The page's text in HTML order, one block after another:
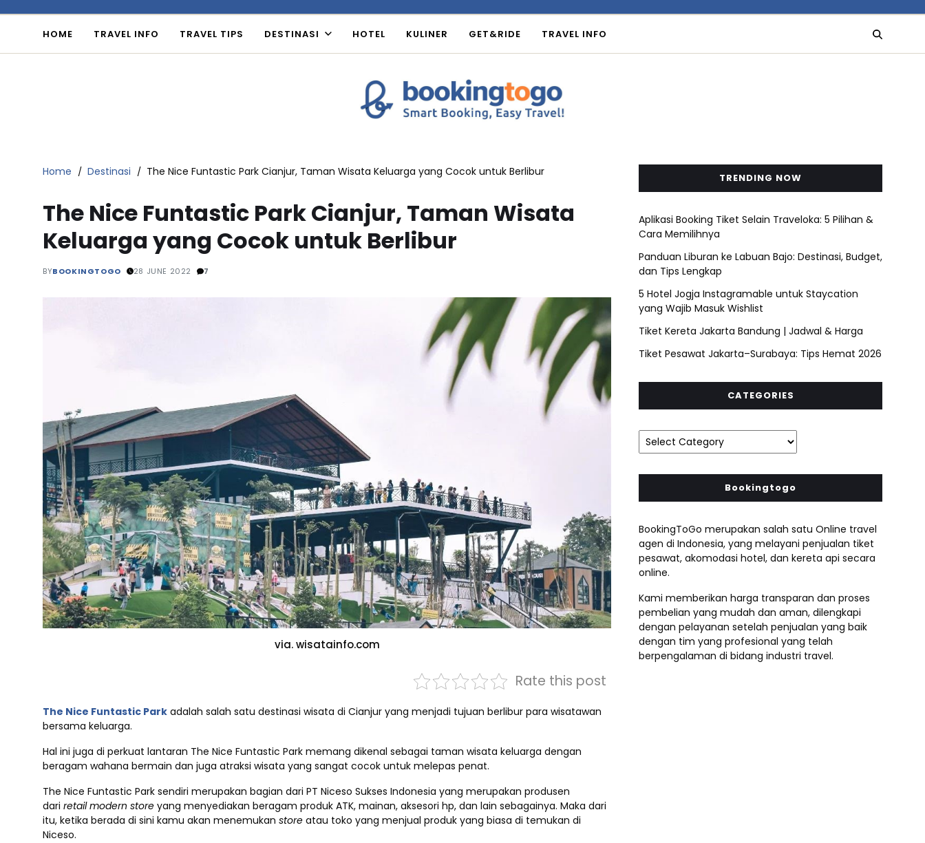
HOME TRAVEL INFO TRAVEL TIPS DESTINASI HOTEL KULINER GET&RIDE TRAVEL INFO
Home Destinasi The Nice Funtastic Park Cianjur, Taman Wisata Keluarga yang Cocok untuk Berlibur
The Nice Funtastic Park Cianjur, Taman Wisata
Keluarga yang Cocok untuk Berlibur
BYBOOKINGTOGO 28 JUNE 2022 7
via. wisatainfo.com
Rate this post
The Nice Funtastic Park adalah salah satu destinasi wisata di Cianjur yang menjadi tujuan berlibur para wisatawan
bersama keluarga.
Hal ini juga di perkuat lantaran The Nice Funtastic Park memang dikenal sebagai taman wisata keluarga dengan
beragam wahana bermain dan juga atraksi wisata yang sangat cocok untuk melepas penat.
The Nice Funtastic Park sendiri merupakan bagian dari PT Niceso Sukses Indonesia yang merupakan produsen
dari retail modern store yang menyediakan beragam produk ATK, mainan, aksesori hp, dan lain sebagainya. Maka dari
itu, ketika berada di sini kamu akan menemukan store atau toko yang menjual produk yang biasa di temukan di
Niceso.
TRENDING NOW
Aplikasi Booking Tiket Selain Traveloka: 5 Pilihan &
Cara Memilihnya
Panduan Liburan ke Labuan Bajo: Destinasi, Budget,
dan Tips Lengkap
5 Hotel Jogja Instagramable untuk Staycation
yang Wajib Masuk Wishlist
Tiket Kereta Jakarta Bandung | Jadwal & Harga
Tiket Pesawat Jakarta–Surabaya: Tips Hemat 2026
CATEGORIES
Bookingtogo
BookingToGo merupakan salah satu Online travel
agen di Indonesia, yang melayani penjualan tiket
pesawat, akomodasi hotel, dan kereta api secara
online.
Kami memberikan harga transparan dan proses
pembelian yang mudah dan aman, dilengkapi
dengan pelayanan setelah penjualan yang baik
dengan tim yang profesional yang telah
berpengalaman di bidang industri travel.